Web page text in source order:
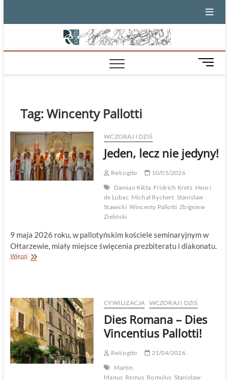
M
e
o
Tag:Wincenty Pallotti
WCZORAJ I DZIŚ
Jeden, lecz nie jedyny!
Re/cogito
10/05/2026
Damian Kikta Fridrich Kretz Henri
de Lubac Michał Rychert Stanisław
Stawicki Wincenty Pallotti Zbigniew
Zieliński
9 maja 2026 roku, w pallotyńskim kościele seminaryjnym w
Ołtarzewie, miały miejsce święcenia prezbiteratu i diakonatu.
WięcejJeden,
CYWILIZACJA WCZORAJ I DZIŚ
Dies Romana – Dies
Vincentius Pallotti!
Re/cogito
21/04/2026
Martin
Manus Remus Romulus Stanisław